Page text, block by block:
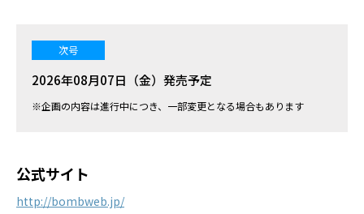
次号
2026年08月07日（金）発売予定
※企画の内容は進行中につき、一部変更となる場合もあります
公式サイト
http://bombweb.jp/